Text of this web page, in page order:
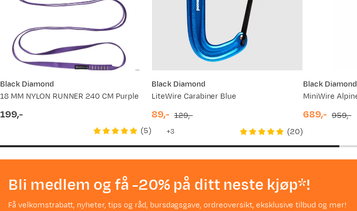
Black Diamond
18 MM NYLON RUNNER 240 CM Purple
199,-
(5)
Black Diamond
LiteWire Carabiner Blue
price
89,-
price
129,-
3 (20)
Black Diamond
689,- 959,-
Bli medlem og få -20% på ditt neste kjøp*!
Få velkomstrabatt, nyheter, tips og råd, bursdagsgave, ordreoversikt, eksklusive tilbud og mer!